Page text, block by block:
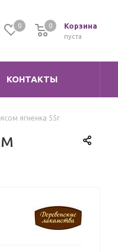
0 Корзина
0
пуста
0
КОНТАКТЫ
ягненка 55г